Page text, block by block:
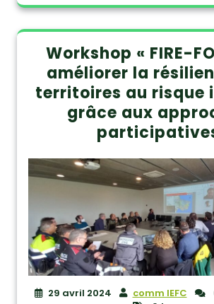
Workshop « FIRE-
améliorer la
territoires au risque
grâce aux
29 avril 2024 comm IEFC